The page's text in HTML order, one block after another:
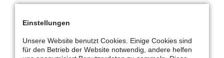
Einstellungen
Unsere Website benutzt Cookies. Einige Cookies sind
für den Betrieb der Website notwendig, andere helfen